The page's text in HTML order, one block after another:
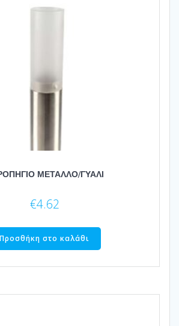
ΜΕΤΑΛΛΟ/ΓΥΑΛΙ
€4.62
Προσθήκη στο καλάθι